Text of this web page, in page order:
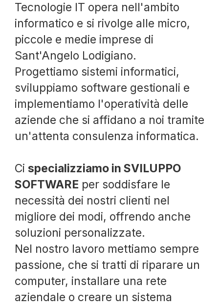
Tecnologie IT opera nell'ambito
informatico e si rivolge alle micro,
piccole e medie imprese di
Sant'Angelo Lodigiano.
Progettiamo sistemi informatici,
sviluppiamo software gestionali e
implementiamo l'operatività delle
aziende che si affidano a noi tramite
un'attenta consulenza informatica.
Ci specializziamo in SVILUPPO
SOFTWARE per soddisfare le
necessità dei nostri clienti nel
migliore dei modi, offrendo anche
soluzioni personalizzate.
Nel nostro lavoro mettiamo sempre
passione, che si tratti di riparare un
computer, installare una rete
aziendale o creare un sistema